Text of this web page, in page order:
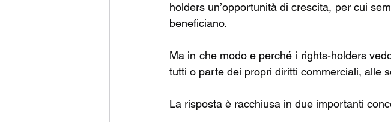
holders un’opportunità di crescita, per cui
beneficiano.
Ma in che modo e perché i rights-holders
tutti o parte dei propri diritti commerciali, alle
La risposta è racchiusa in due importanti